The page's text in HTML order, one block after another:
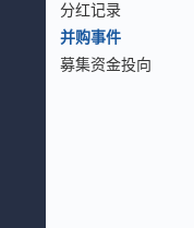
分红记录
并购事件
募集资金投向